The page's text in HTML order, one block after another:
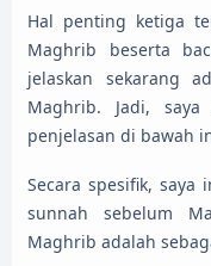
Hal penting ketiga
Maghrib beserta
jelaskan sekarang
Maghrib. Jadi,
penjelasan di bawah
Secara spesifik,
sunnah sebelum
Maghrib adalah